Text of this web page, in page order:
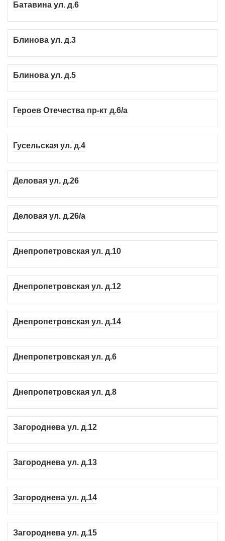
Батавина ул. д.6
Блинова ул. д.3
Блинова ул. д.5
Героев Отечества пр-кт д.6/а
Гусельская ул. д.4
Деловая ул. д.26
Деловая ул. д.26/а
Днепропетровская ул. д.10
Днепропетровская ул. д.12
Днепропетровская ул. д.14
Днепропетровская ул. д.6
Днепропетровская ул. д.8
Загороднева ул. д.12
Загороднева ул. д.13
Загороднева ул. д.14
Загороднева ул. д.15